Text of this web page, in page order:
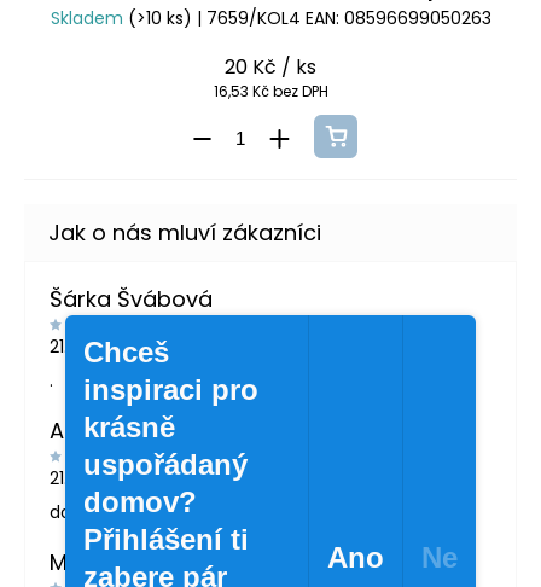
Skladem (>10 ks) | 7659/KOL4 EAN: 08596699050263
20 Kč / ks
16,53 Kč bez DPH
Šárka Švábová
21.7.2026
.
Andrea Žáčková
21.5.2026
doporučuji
MARTINA LONDINOVÁ
Chceš
inspiraci pro
krásně
uspořádaný
domov?
Přihlášení ti
zabere pár
Ano Ne